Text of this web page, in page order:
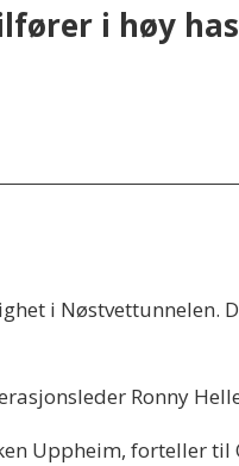
i høy
i Nøstvettunnelen.
Ronny
Uppheim, forteller